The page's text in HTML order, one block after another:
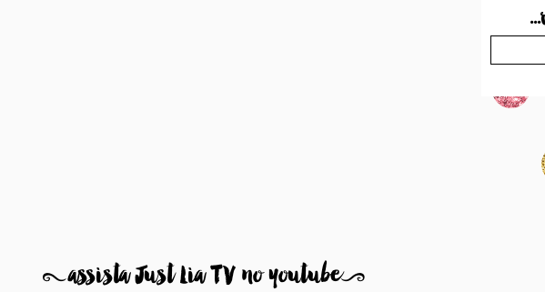
8assista Just Lia TV no youtube9